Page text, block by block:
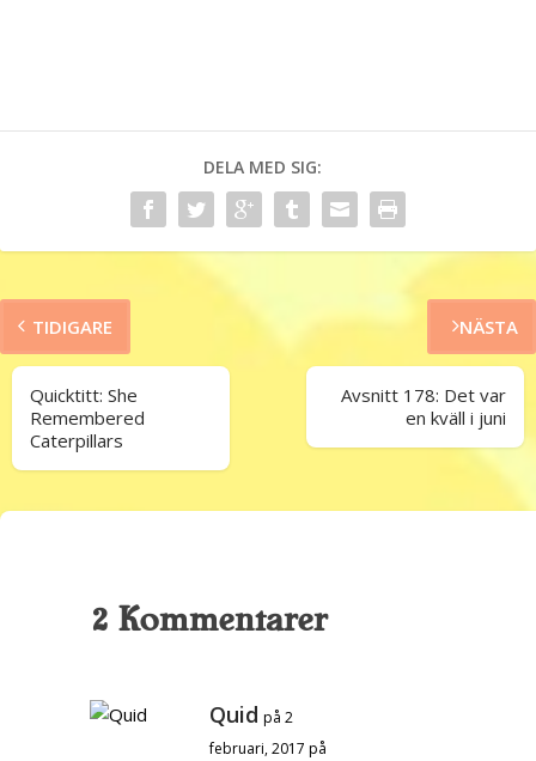
DELA MED SIG:
TIDIGARE
Quicktitt: She
Remembered
Caterpillars
NÄSTA
Avsnitt 178: Det var
en kväll i juni
2 Kommentarer
Quid på 2
februari, 2017 på